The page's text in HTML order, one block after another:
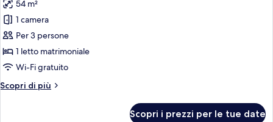
foto
per
Preferred
Club
Junior
Private
54 m²
1 camera
Per 3 persone
1 letto matrimoniale
Wi-Fi gratuito
Scopri di più
Altri
Scopri i prezzi per le tue date